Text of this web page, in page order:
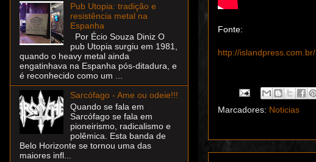
Fonte:
http://islandpress.com.br/
Marcadores: Noticias
Pub Utopia: tradição e
resistência metal na
Espanha
Por Écio Souza Diniz O
pub Utopia surgiu em 1981,
quando o heavy metal ainda
engatinhava na Espanha pós-ditadura, e
é reconhecido como um ...
Sarcófago - Ame ou odeie!!!
Quando se fala em
Sarcófago se fala em
pioneirismo, radicalismo e
polêmica. Esta banda de
Belo Horizonte se tornou uma das
maiores infl...